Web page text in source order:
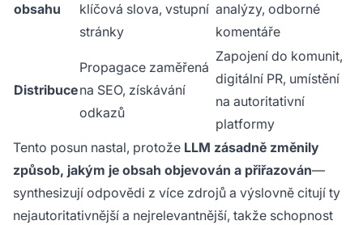
obsahu
klíčová slova, vstupní
stránky
analýzy, odborné
komentáře
Distribuce
Propagace zaměřená
na SEO, získávání
odkazů
Zapojení do komunit,
digitální PR, umístění
na autoritativní
platformy
Tento posun nastal, protože LLM zásadně změnily
způsob, jakým je obsah objevován a přiřazován—
synthesizují odpovědi z více zdrojů a výslovně citují ty
nejautoritativnější a nejrelevantnější, takže schopnost